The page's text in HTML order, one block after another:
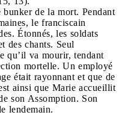
bunker de la mort. Pendant
le franciscain
Étonnés, les soldats
des chants. Seul
qu’il va mourir, tendant
mortelle. Un employé
était rayonnant et que de
ainsi que Marie accueillit
son Assomption. Son
lendemain.